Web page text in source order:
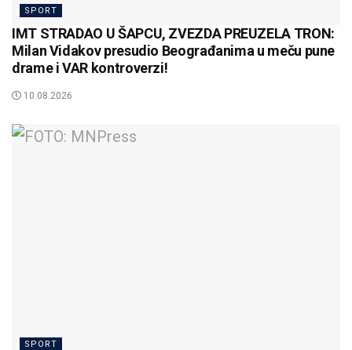
SPORT
IMT STRADAO U ŠAPCU, ZVEZDA PREUZELA TRON:
Milan Vidakov presudio Beograđanima u meču pune
drame i VAR kontroverzi!
10.08.2026
SPORT